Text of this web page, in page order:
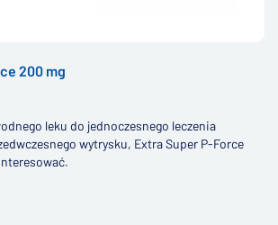
200 mg
leku do jednoczesnego leczenia
wytrysku, Extra Super P-Force